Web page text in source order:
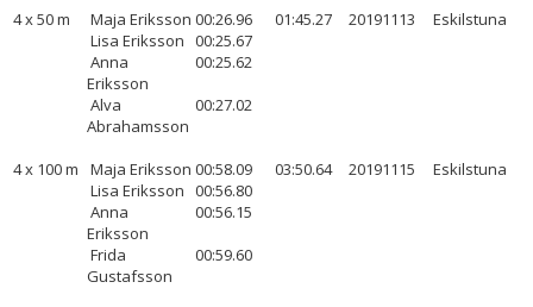
4 x 50 m Maja Eriksson 00:26.96 01:45.27 20191113
Eskilstuna
Lisa Eriksson 00:25.67
Anna
Eriksson
00:25.62
Alva
Abrahamsson
00:27.02
4 x 100 m Maja Eriksson 00:58.09 03:50.64 20191115
Eskilstuna
Lisa Eriksson 00:56.80
Anna
Eriksson
00:56.15
Frida
Gustafsson
00:59.60